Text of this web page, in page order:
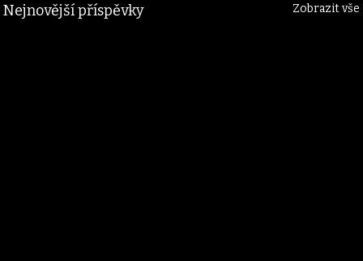
Nejnovější příspěvky Zobrazit vše